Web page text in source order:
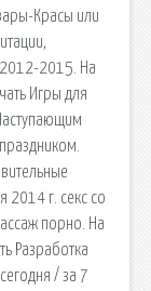
Красы или
2012-2015. На
Игры для
2014 г. секс со
порно. На
Разработка
/ за 7